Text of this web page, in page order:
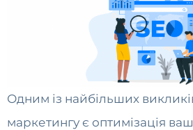
Одним із найбільших
маркетингу є оптимізація